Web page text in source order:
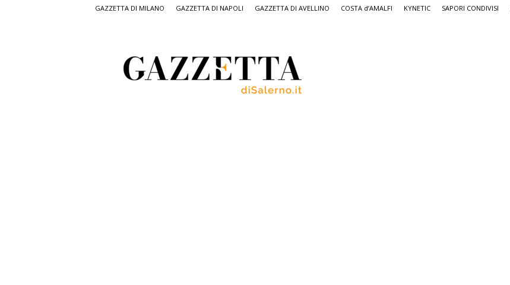
GAZZETTA DI MILANO GAZZETTA DI NAPOLI GAZZETTA DI AVELLINO COSTA d’AMALFI KYNETIC SAPORI CONDIVISI
Salerno,
il
quotidiano